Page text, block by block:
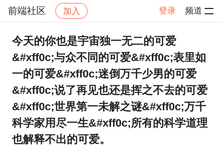
前端社区 加入 登录 频道
社区 前端社区 感慨 帖子详情
今天的你也是宇宙独一无二的可爱
&#xff0c;与众不同的可爱&#xff0c;表里如
一的可爱&#xff0c;迷倒万千少男的可爱
&#xff0c;说了再见也还是挥之不去的可爱
&#xff0c;世界第一未解之谜&#xff0c;万千
科学家用尽一生&#xff0c;所有的科学道理
也解释不出的可爱。